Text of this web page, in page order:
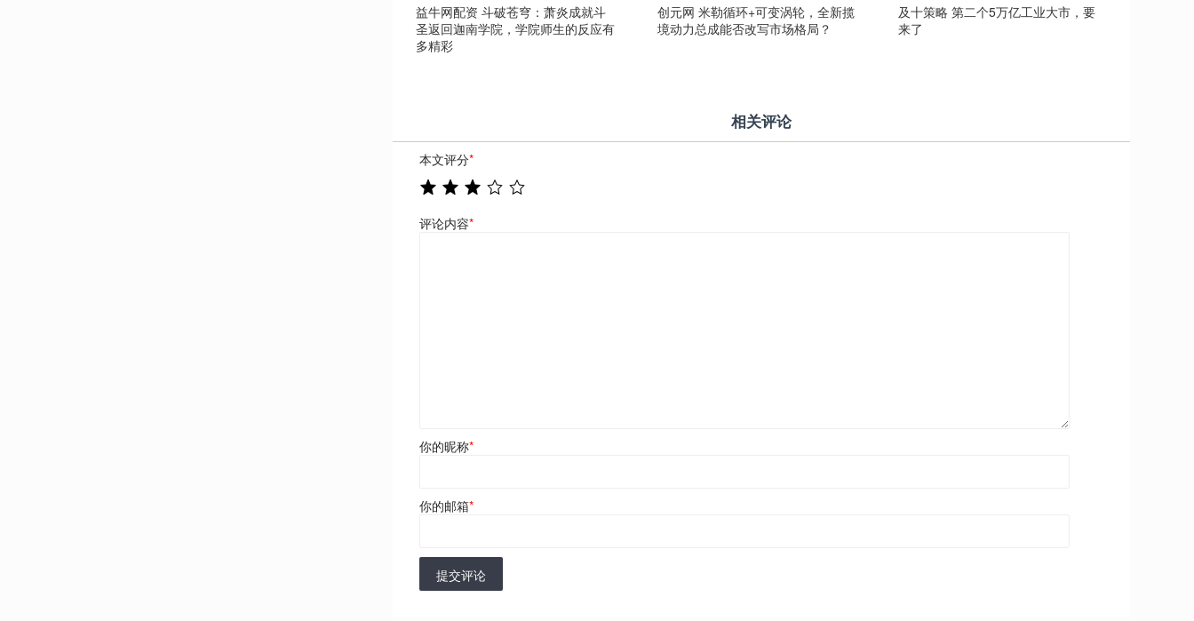
益牛网配资 斗破苍穹：萧炎成就斗
圣返回迦南学院，学院师生的反应有
多精彩
创元网 米勒循环+可变涡轮，全新揽
境动力总成能否改写市场格局？
及十策略 第二个5万亿工业大市，要
来了
相关评论
本文评分*
评论内容*
你的昵称*
你的邮箱*
提交评论